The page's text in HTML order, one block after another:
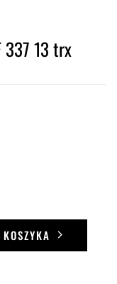
337 13 trx